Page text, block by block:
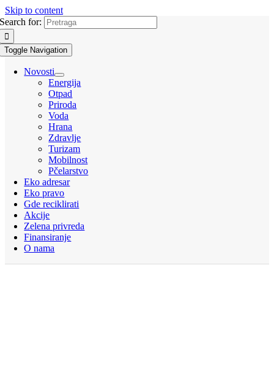
Skip to content
Search for:
Toggle Navigation
Novosti
Energija
Otpad
Priroda
Voda
Hrana
Zdravlje
Turizam
Mobilnost
Pčelarstvo
Eko adresar
Eko pravo
Gde reciklirati
Akcije
Zelena privreda
Finansiranje
O nama